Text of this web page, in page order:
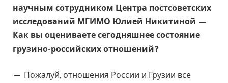
научным сотрудником Центра постсоветских
исследований МГИМО Юлией Никитиной —
Как вы оцениваете сегодняшнее состояние
грузино-российских отношений?
— Пожалуй, отношения России и Грузии все